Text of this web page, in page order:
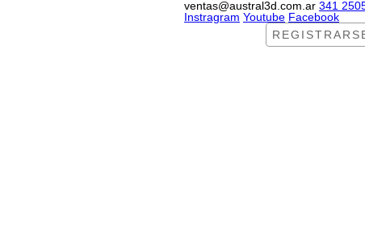
ventas@austral3d.com.ar 341
Instragram Youtube Facebook